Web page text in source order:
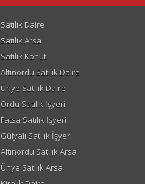
Satılık Daire
Satılık Arsa
Satılık Konut
Altınordu Satılık Daire
Ünye Satılık Daire
Ordu Satılık İşyeri
Fatsa Satılık İşyeri
Gülyalı Satılık İşyeri
Altınordu Satılık Arsa
Ünye Satılık Arsa